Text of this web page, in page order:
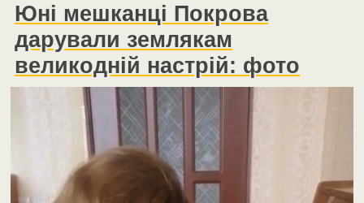
Юні мешканці Покрова
дарували землякам
великодній настрій: фото